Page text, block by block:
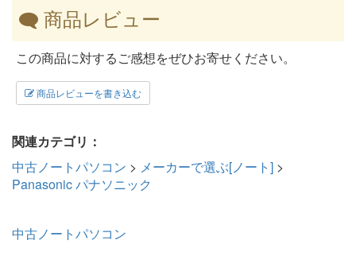
商品レビュー
この商品に対するご感想をぜひお寄せください。
商品レビューを書き込む
関連カテゴリ：
中古ノートパソコン > メーカーで選ぶ[ノート] >
Panasonic パナソニック
中古ノートパソコン